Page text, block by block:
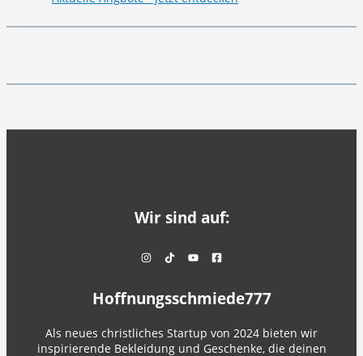
Wir sind auf:
Hoffnungsschmiede777
Als neues christliches Startup von 2024 bieten wir
inspirierende Bekleidung und Geschenke, die deinen